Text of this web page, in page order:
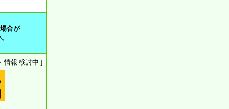
合が
情報 検討中 ]